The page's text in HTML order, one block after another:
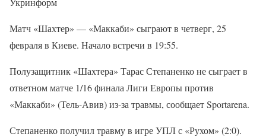
Матч «Шахтер» — «Маккаби» сыграют в четверг, 25
февраля в Киеве. Начало встречи в 19:55.
Полузащитник «Шахтера» Тарас Степаненко не сыграет в
ответном матче 1/16 финала Лиги Европы против
«Маккаби» (Тель-Авив) из-за травмы, сообщает Sportarena.
Степаненко получил травму в игре УПЛ с «Рухом» (2:0).